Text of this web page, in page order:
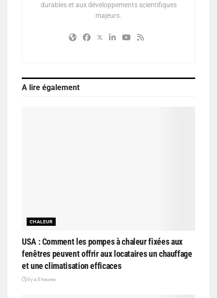
durables et aux développements scientifiques
majeurs.
A lire également
CHALEUR
USA : Comment les pompes à chaleur fixées aux
fenêtres peuvent offrir aux locataires un chauffage
et une climatisation efficaces
il y a 5 heures